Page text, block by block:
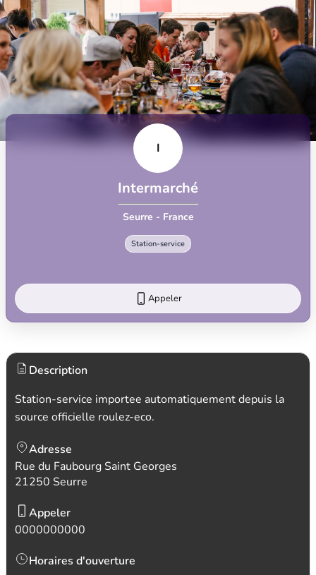
I
Intermarché
Seurre - France
Station-service
Appeler
Description
Station-service importee automatiquement depuis la
source officielle roulez-eco.
Adresse
Rue du Faubourg Saint Georges
21250 Seurre
Appeler
0000000000
Horaires d'ouverture